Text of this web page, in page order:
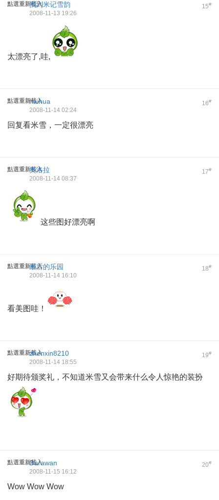
點選重新載入 15#
找到米记雪韵
2008-11-13 19:26
太漂亮了,哇,
點選重新載入 16#
haihua
2008-11-14 02:24
回复看米雪，一定很漂亮
點選重新載入 17#
奥洛拉
2008-11-14 08:37
这些图好漂亮啊
點選重新載入 18#
最后的乐园
2008-11-14 16:10
看美图哇！
點選重新載入 19#
zhenxin8210
2008-11-14 18:55
好期待颁奖礼，不知道米雪又会带来什么令人惊艳的装扮
點選重新載入 20#
Darawan
2008-11-15 16:12
Wow Wow Wow